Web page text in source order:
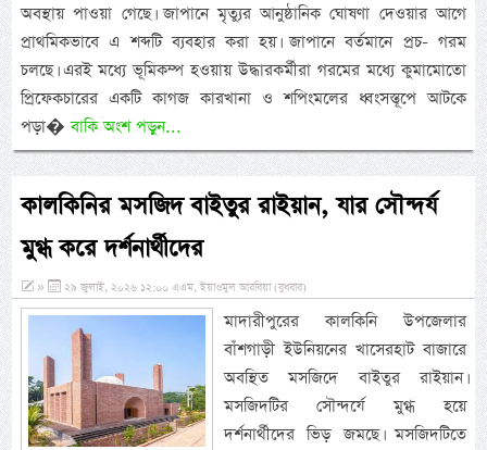
অবস্থায় পাওয়া গেছে। জাপানে মৃত্যুর আনুষ্ঠানিক ঘোষণা দেওয়ার আগে
প্রাথমিকভাবে এ শব্দটি ব্যবহার করা হয়। জাপানে বর্তমানে প্রচ- গরম
চলছে। এরই মধ্যে ভূমিকম্প হওয়ায় উদ্ধারকর্মীরা গরমের মধ্যে কুমামোতো
প্রিফেকচারের একটি কাগজ কারখানা ও শপিংমলের ধ্বংসস্তূপে আটকে
পড়া�বাকি অংশ পড়ুন...
কালকিনির মসজিদ বাইতুর রাইয়ান, যার সৌন্দর্য
মুগ্ধ করে দর্শনার্থীদের
» ২৯ জুলাই, ২০২৬ ১২:০০ এএম, ইয়াওমুল আরবিয়া (বুধবার)
মাদারীপুরের কালকিনি উপজেলার
বাঁশগাড়ী ইউনিয়নের খাসেরহাট বাজারে
অবস্থিত মসজিদে বাইতুর রাইয়ান।
মসজিদটির সৌন্দর্যে মুগ্ধ হয়ে
দর্শনার্থীদের ভিড় জমছে। মসজিদটিতে